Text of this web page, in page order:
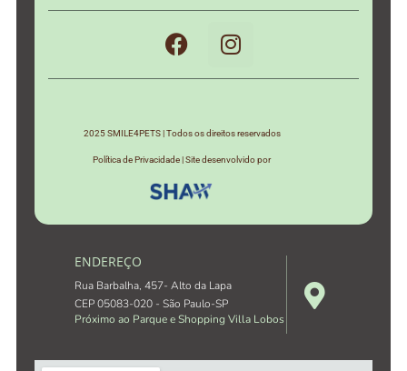
2025 SMILE4PETS | Todos os direitos reservados
Política de Privacidade | Site desenvolvido por
ENDEREÇO
Rua Barbalha, 457- Alto da Lapa
CEP 05083-020 - São Paulo-SP
Próximo ao Parque e Shopping Villa Lobos